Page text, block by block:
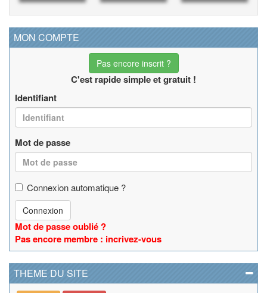
MON COMPTE
Pas encore inscrit ?
C'est rapide simple et gratuit !
Identifiant
Mot de passe
Connexion automatique ?
Connexion
Mot de passe oublié ?
Pas encore membre : incrivez-vous
THEME DU SITE